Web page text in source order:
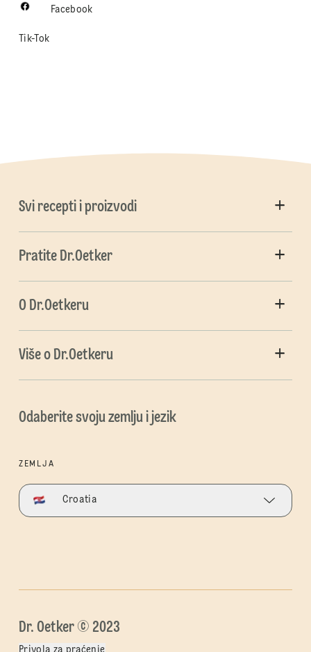
Facebook
Tik-Tok
Svi recepti i proizvodi
Pratite Dr.Oetker
O Dr.Oetkeru
Više o Dr.Oetkeru
Odaberite svoju zemlju i jezik
ZEMLJA
Croatia
Dr. Oetker © 2023
Privola za praćenje